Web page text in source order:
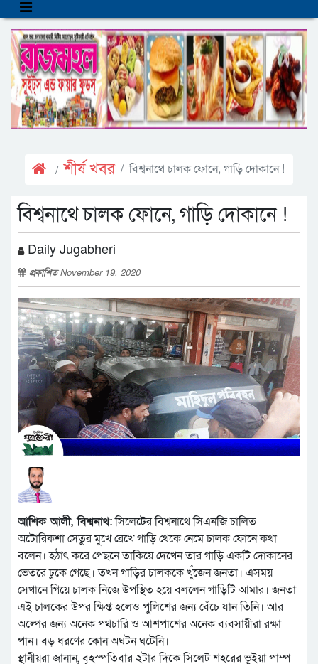
শীর্ষ খবর বিশ্বনাথে চালক ফোনে, গাড়ি দোকানে !
বিশ্বনাথে চালক ফোনে, গাড়ি দোকানে !
Daily Jugabheri
প্রকাশিতNovember 19, 2020
আশিক আলী, বিশ্বনাথ:সিলেটের বিশ্বনাথে সিএনজি চালিত
অটোরিকশা সেতুর মুখে রেখে গাড়ি থেকে নেমে চালক ফোনে কথা
বলেন। হঠাৎ করে পেছনে তাকিয়ে দেখেন তার গাড়ি একটি দোকানের
ভেতরে ঢুকে গেছে। তখন গাড়ির চালককে খুঁজেন জনতা। এসময়
সেখানে গিয়ে চালক নিজে উপস্থিত হয়ে বললেন গাড়িটি আমার। জনতা
এই চালকের উপর ক্ষিপ্ত হলেও পুলিশের জন্য বেঁচে যান তিনি। আর
অল্পের জন্য অনেক পথচারি ও আশপাশের অনেক ব্যবসায়ীরা রক্ষা
পান। বড় ধরণের কোন অঘটন ঘটেনি।
স্থানীয়রা জানান, বৃহস্পতিবার ২টার দিকে সিলেট শহরের ভূইয়া পাম্প